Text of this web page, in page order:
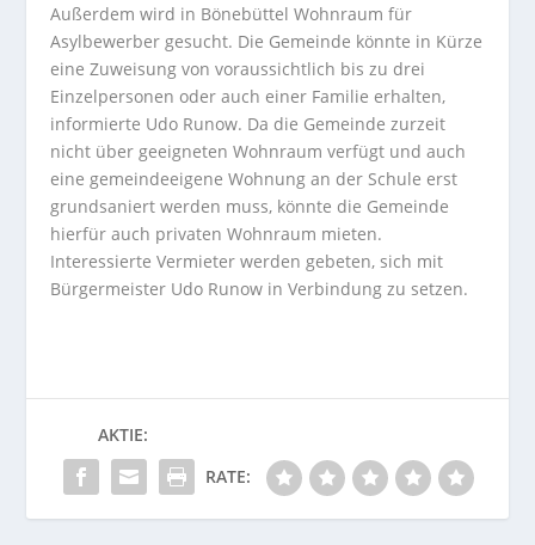
Außerdem wird in Bönebüttel Wohnraum für
Asylbewerber gesucht. Die Gemeinde könnte in Kürze
eine Zuweisung von voraussichtlich bis zu drei
Einzelpersonen oder auch einer Familie erhalten,
informierte Udo Runow. Da die Gemeinde zurzeit
nicht über geeigneten Wohnraum verfügt und auch
eine gemeindeeigene Wohnung an der Schule erst
grundsaniert werden muss, könnte die Gemeinde
hierfür auch privaten Wohnraum mieten.
Interessierte Vermieter werden gebeten, sich mit
Bürgermeister Udo Runow in Verbindung zu setzen.
AKTIE:
RATE: